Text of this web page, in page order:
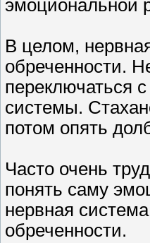
эмоциональной
В целом,
обреченности.
переключаться
системы.
потом опять
Часто очень
понять саму
нервная
обреченности.